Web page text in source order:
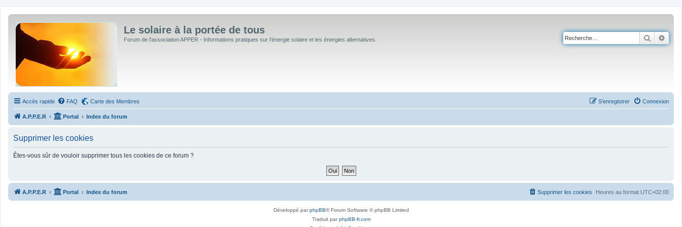
Le solaire à la portée de tous
Forum de l'association APPER - Informations pratiques sur l'énergie solaire et les énergies alternatives.
Accès rapide FAQ Carte des Membres Connexion
S’enregistrer
A.P.P.E.R Portal Index du forum
Supprimer les cookies
Êtes-vous sûr de vouloir supprimer tous les cookies de ce forum ?
A.P.P.E.R Portal Index du forum Heures au format UTC+02:00
Supprimer les cookies
Développé parphpBB® Forum Software © phpBB Limited
Traduit parphpBB-fr.com